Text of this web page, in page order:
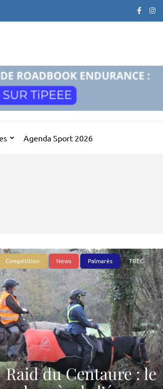
Agenda Sport 2026
Compétition News Palmarès TREC
Raid du Centaure : le